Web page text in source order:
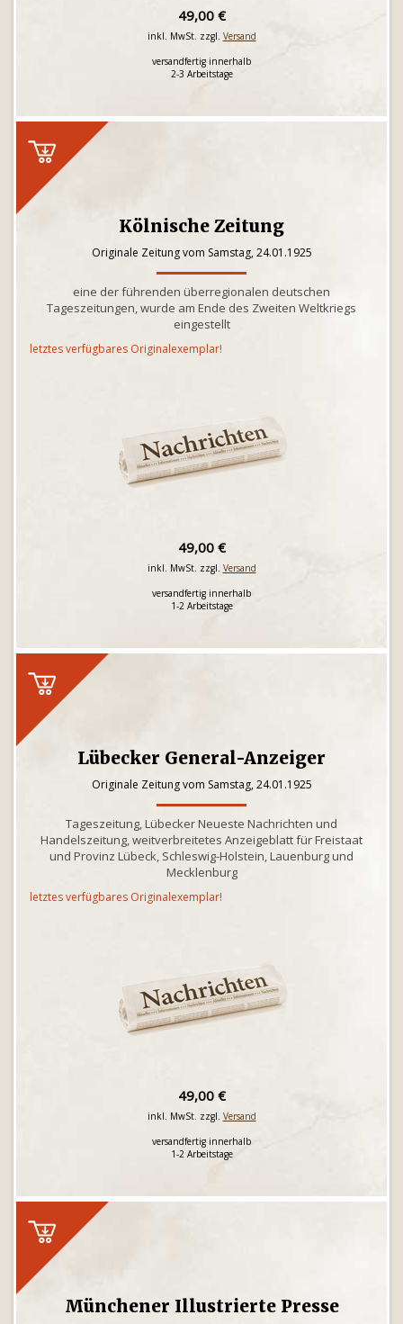
49,00 €
inkl. MwSt. zzgl. Versand
versandfertig innerhalb
2-3 Arbeitstage
Kölnische Zeitung
Originale Zeitung vom Samstag, 24.01.1925
eine der führenden überregionalen deutschen
Tageszeitungen, wurde am Ende des Zweiten Weltkriegs
eingestellt
letztes verfügbares Originalexemplar!
49,00 €
inkl. MwSt. zzgl. Versand
versandfertig innerhalb
1-2 Arbeitstage
Lübecker General-Anzeiger
Originale Zeitung vom Samstag, 24.01.1925
Tageszeitung, Lübecker Neueste Nachrichten und
Handelszeitung, weitverbreitetes Anzeigeblatt für Freistaat
und Provinz Lübeck, Schleswig-Holstein, Lauenburg und
Mecklenburg
letztes verfügbares Originalexemplar!
49,00 €
inkl. MwSt. zzgl. Versand
versandfertig innerhalb
1-2 Arbeitstage
Münchener Illustrierte Presse